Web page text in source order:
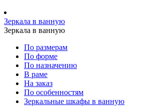
Зеркала в ванную
Зеркала в ванную
По размерам
По форме
По назначению
В раме
На заказ
По особенностям
Зеркальные шкафы в ванную